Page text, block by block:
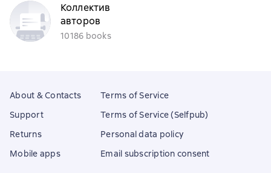
Коллектив
авторов
10186 books
About & Contacts
Support
Returns
Mobile apps
Terms of Service
Terms of Service (Selfpub)
Personal data policy
Email subscription consent